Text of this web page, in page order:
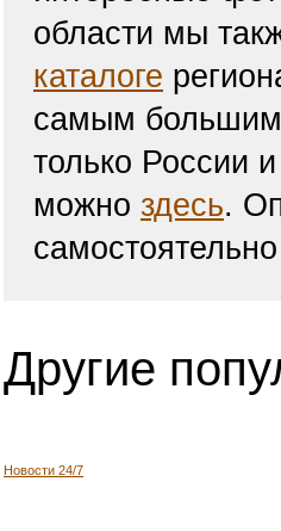
области мы
каталоге
самым большим
только России
можно здесь.
Другие
Новости 24/7